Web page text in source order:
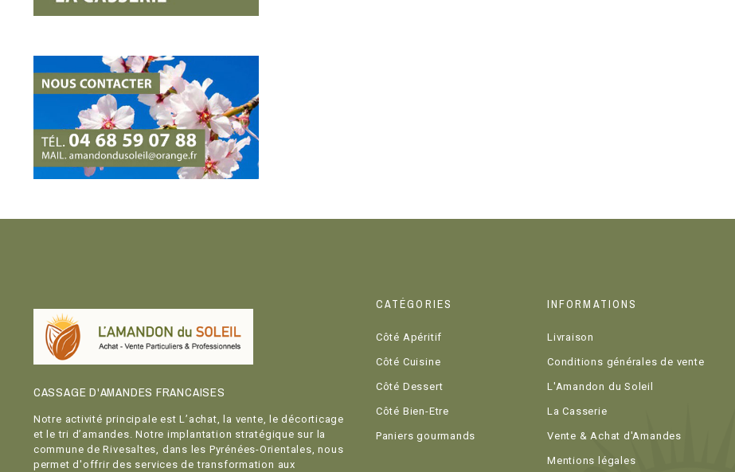
CASSAGE D'AMANDES FRANCAISES
Notre activité principale est L’achat, la vente, le décorticage
et le tri d’amandes. Notre implantation stratégique sur la
commune de Rivesaltes, dans les Pyrénées-Orientales, nous
permet d'offrir des services de transformation aux
CATÉGORIES
Côté Apéritif
Côté Cuisine
Côté Dessert
Côté Bien-Etre
Paniers gourmands
INFORMATIONS
Livraison
Conditions générales de vente
L'Amandon du Soleil
La Casserie
Vente & Achat d'Amandes
Mentions légales